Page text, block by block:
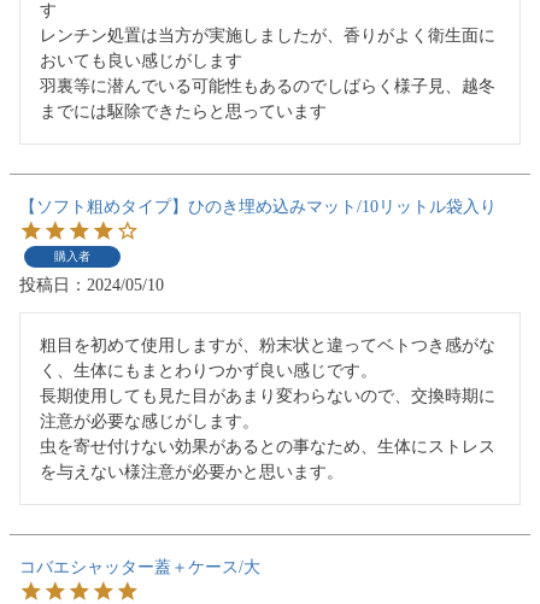
す
レンチン処置は当方が実施しましたが、香りがよく衛生面に
おいても良い感じがします
羽裏等に潜んでいる可能性もあるのでしばらく様子見、越冬
までには駆除できたらと思っています
【ソフト粗めタイプ】ひのき埋め込みマット/10リットル袋入り
購入者
投稿日 2024/05/10
粗目を初めて使用しますが、粉末状と違ってベトつき感がな
く、生体にもまとわりつかず良い感じです。
長期使用しても見た目があまり変わらないので、交換時期に
注意が必要な感じがします。
虫を寄せ付けない効果があるとの事なため、生体にストレス
を与えない様注意が必要かと思います。
コバエシャッター蓋＋ケース/大